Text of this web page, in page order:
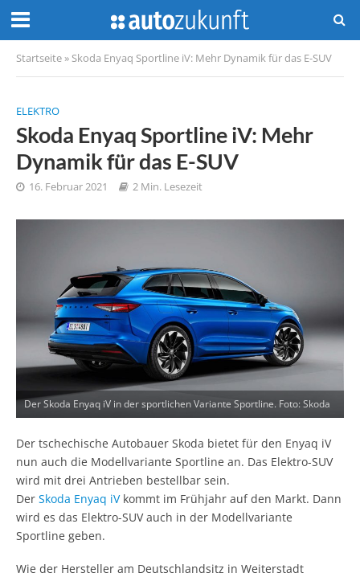
Startseite » Skoda Enyaq Sportline iV: Mehr Dynamik für das E-SUV
ELEKTRO
Skoda Enyaq Sportline iV: Mehr
Dynamik für das E-SUV
16. Februar 2021 2 Min. Lesezeit
Der Skoda Enyaq iV in der sportlichen Variante Sportline. Foto: Skoda
Der tschechische Autobauer Skoda bietet für den Enyaq iV
nun auch die Modellvariante Sportline an. Das Elektro-SUV
wird mit drei Antrieben bestellbar sein.
Der Skoda Enyaq iVkommt im Frühjahr auf den Markt. Dann
wird es das Elektro-SUV auch in der Modellvariante
Sportline geben.
Wie der Hersteller am Deutschlandsitz in Weiterstadt